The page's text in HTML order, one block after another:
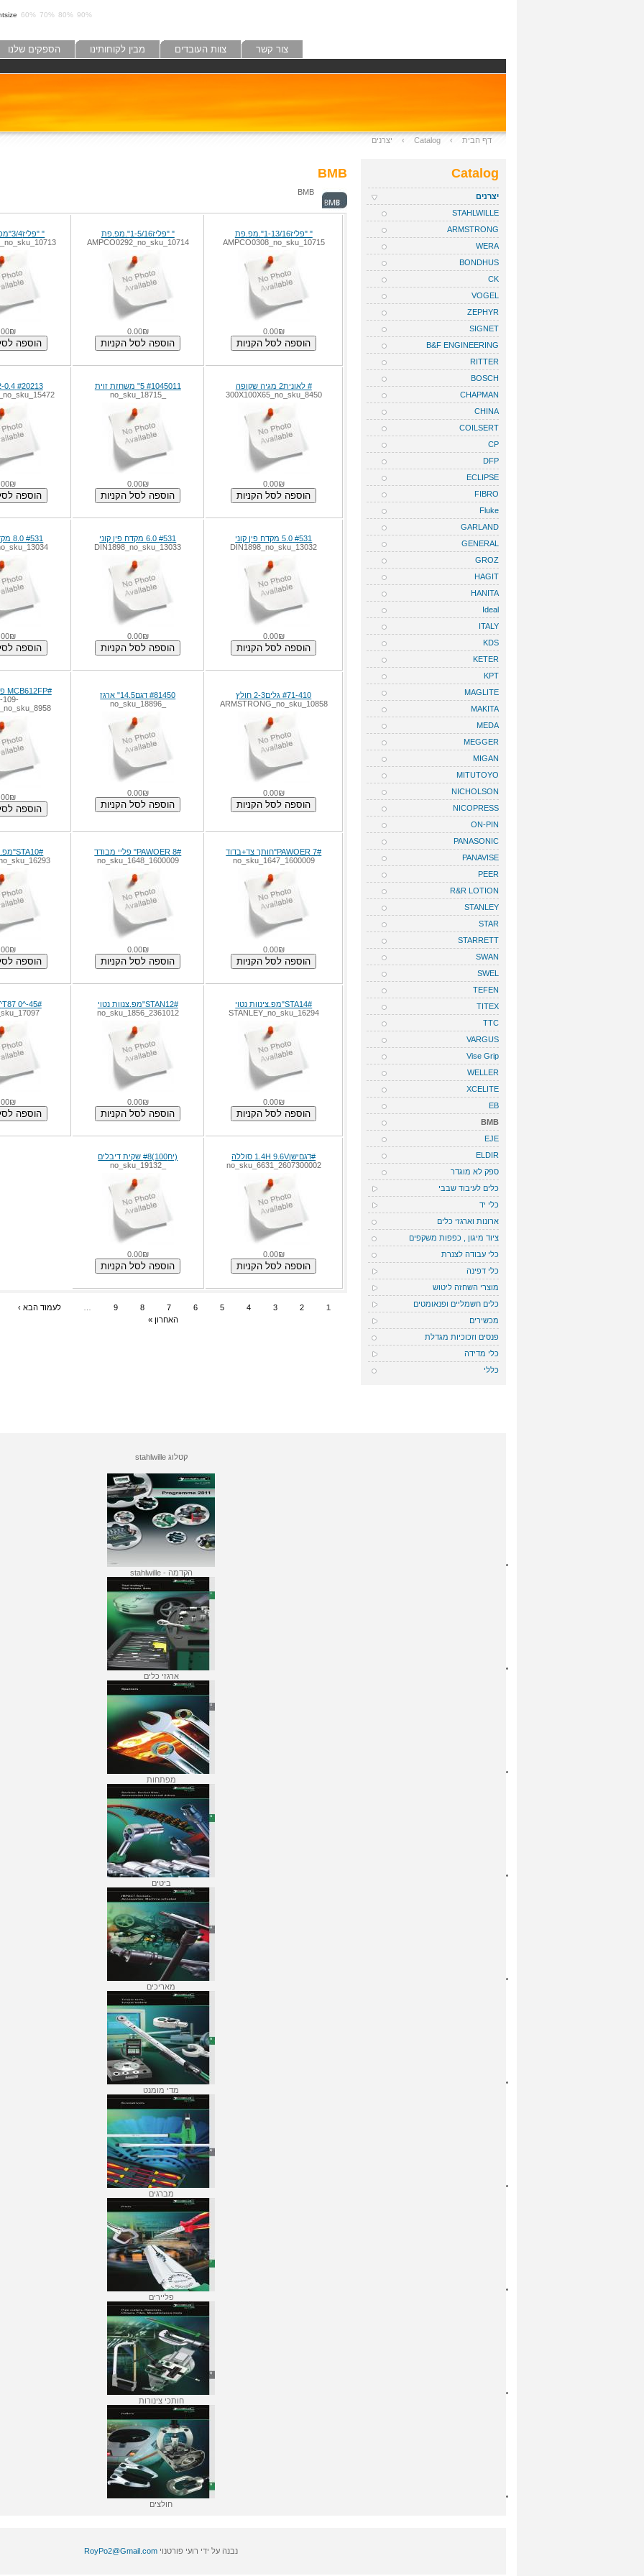
60% 70% 80% 90%
הספקים שלנו מבין לקוחותינו צוות העובדים צור קשר
דף הבית ›
Catalog
› יצרנים
BMB
BMB
" "פליז1-13/16".מפ.פת
AMPCO0308_no_sku_10715
0.00₪
" "פליז1-5/16".מפ.פת
AMPCO0292_no_sku_10714
0.00₪
" "פליז3/4"מפתח .פתוח
# לאונית2 מגיה שקופה
300X100X65_no_sku_8450
0.00₪
#1045011 5" משחזת זוית
_no_sku_18715
0.00₪
#20213 M2-0.4 מבז גן
#531 5.0 מקדח פין קוני
DIN1898_no_sku_13032
0.00₪
#531 6.0 מקדח פין קוני
DIN1898_no_sku_13033
0.00₪
#531 8.0 מקדח פין קוני
#71-410 גלים2-3 חולץ
ARMSTRONG_no_sku_10858
0.00₪
#81450 דגם14.5" ארגז
_no_sku_18896
0.00₪
#MCB612FP פלטה מגנטית
109-
#PAWOER 7"חותך צד+בדוד
1600009_no_sku_1647
0.00₪
#PAWOER 8" פליי מבודד
1600009_no_sku_1648
0.00₪
#STA10"מפ.צינוות נטוי
#STA14"מפ.צינוות נטוי
STANLEY_no_sku_16294
0.00₪
#STAN12"מפ.צנוות נטוי
2361012_no_sku_1856
0.00₪
#T87 0^-45^ משו גונג
#דגםישן1.4H 9.6V סוללה
2607300002_no_sku_6631
0.00₪
(יח100)#8 שקית דיבלים
_no_sku_19132
0.00₪
1
2
3
4
5
6
7
8
9 לעמוד הבא ›
האחרון »
Catalog
יצרנים
STAHLWILLE
ARMSTRONG
WERA
BONDHUS
CK
VOGEL
ZEPHYR
SIGNET
B&F ENGINEERING
RITTER
BOSCH
CHAPMAN
CHINA
COILSERT
CP
DFP
ECLIPSE
FIBRO
Fluke
GARLAND
GENERAL
GROZ
HAGIT
HANITA
Ideal
ITALY
KDS
KETER
KPT
MAGLITE
MAKITA
MEDA
MEGGER
MIGAN
MITUTOYO
NICHOLSON
NICOPRESS
ON-PIN
PANASONIC
PANAVISE
PEER
R&R LOTION
STANLEY
STAR
STARRETT
SWAN
SWEL
TEFEN
TITEX
TTC
VARGUS
Vise Grip
WELLER
XCELITE
EB
BMB
EJE
ELDIR
ספק לא מוגדר
כלים לעיבוד שבבי
כלי יד
ארונות וארגזי כלים
ציוד מיגון , כפפות משקפים
כלי עבודה לצנרת
כלי דפינה
מוצרי השחזה ליטוש
כלים חשמליים ופנאומטים
מכשירים
פנסים וזכוכיות מגדלת
כלי מדידה
כללי
קטלוג stahlwille
הקדמה - stahlwille
ארגזי כלים
מפתחות
ביטים
מאריכים
מדי מומנט
מברגים
פליירים
חותכי צינורות
חולצים
נבנה על ידי רועי פורטנוי RoyPo2@Gmail.com